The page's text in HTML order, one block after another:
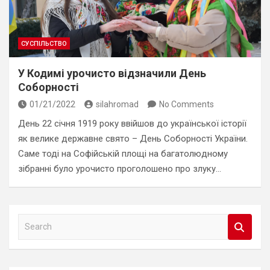
СУСПІЛЬСТВО
У Кодимі урочисто відзначили День
Соборності
01/21/2022 silahromad No Comments
День 22 січня 1919 року ввійшов до української історії
як велике державне свято – День Соборності України.
Саме тоді на Софійській площі на багатолюдному
зібранні було урочисто проголошено про злуку…
a